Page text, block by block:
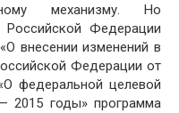
механизму. Но
Российской Федерации
внесении изменений в
Федерации от
федеральной целевой
2015 годы» программа